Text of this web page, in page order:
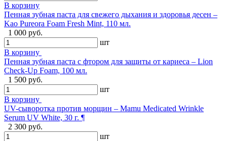
В корзину
Пенная зубная паста для свежего дыхания и здоровья десен –
Kao Pureora Foam Fresh Mint, 110 мл.
1 000 руб.
шт
В корзину
Пенная зубная паста с фтором для защиты от кариеса – Lion
Check-Up Foam, 100 мл.
1 500 руб.
шт
В корзину
UV-сыворотка против морщин – Mamu Medicated Wrinkle
Serum UV White, 30 г. ¶
2 300 руб.
шт